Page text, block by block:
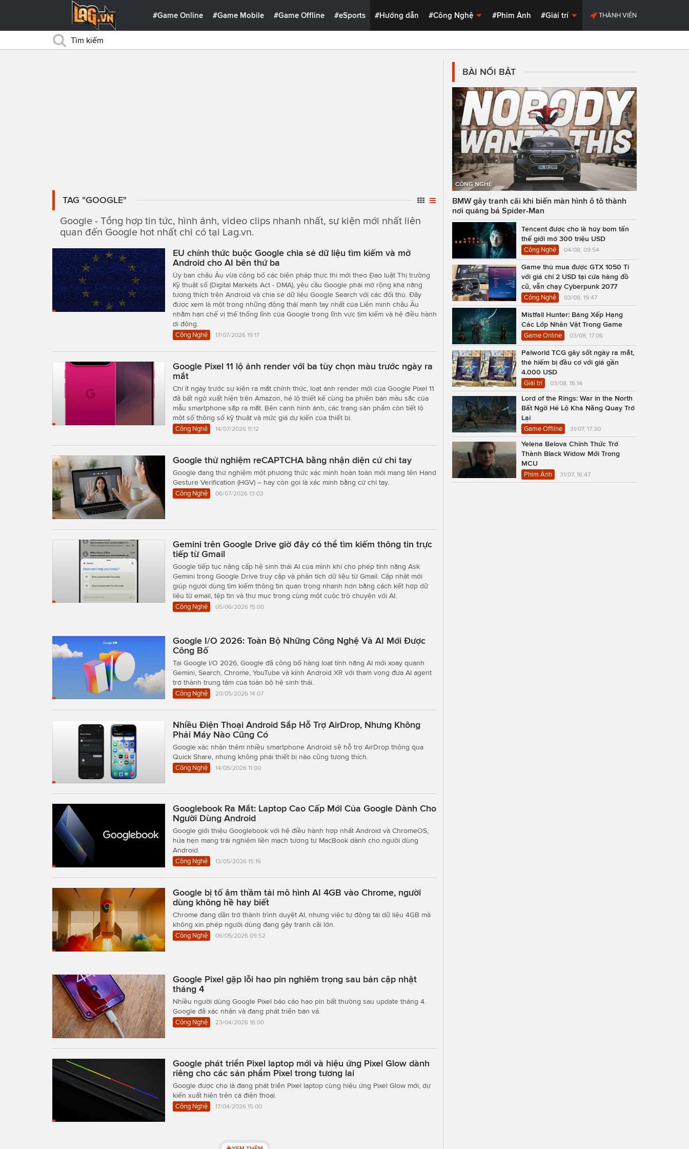
#Game Online #Game Mobile #Game Offline #eSports #Hướng dẫn #Công Nghệ #Phim Ảnh #Giải trí THÀNH VIÊN
TAG "GOOGLE"
Google - Tổng hợp tin tức, hình ảnh, video clips nhanh nhất, sự kiện mới nhất liên
quan đến Google hot nhất chỉ có tại Lag.vn.
EU chính thức buộc Google chia sẻ dữ liệu tìm kiếm và mở
Android cho AI bên thứ ba
Ủy ban châu Âu vừa công bố các biện pháp thực thi mới theo Đạo luật Thị trường
Kỹ thuật số (Digital Markets Act - DMA), yêu cầu Google phải mở rộng khả năng
tương thích trên Android và chia sẻ dữ liệu Google Search với các đối thủ. Đây
được xem là một trong những động thái mạnh tay nhất của Liên minh châu Âu
nhằm hạn chế vị thế thống lĩnh của Google trong lĩnh vực tìm kiếm và hệ điều hành
di động.
Công Nghệ
17/07/2026 19:17
Google Pixel 11 lộ ảnh render với ba tùy chọn màu trước ngày ra
mắt
Chỉ ít ngày trước sự kiện ra mắt chính thức, loạt ảnh render mới của Google Pixel 11
đã bất ngờ xuất hiện trên Amazon, hé lộ thiết kế cùng ba phiên bản màu sắc của
mẫu smartphone sắp ra mắt. Bên cạnh hình ảnh, các trang sản phẩm còn tiết lộ
một số thông số kỹ thuật và mức giá dự kiến của thiết bị.
Công Nghệ
14/07/2026 11:12
Google thử nghiệm reCAPTCHA bằng nhận diện cử chỉ tay
Google đang thử nghiệm một phương thức xác minh hoàn toàn mới mang tên Hand
Gesture Verification (HGV) – hay còn gọi là xác minh bằng cử chỉ tay.
Công Nghệ
06/07/2026 13:03
Gemini trên Google Drive giờ đây có thể tìm kiếm thông tin trực
tiếp từ Gmail
Google tiếp tục nâng cấp hệ sinh thái AI của mình khi cho phép tính năng Ask
Gemini trong Google Drive truy cập và phân tích dữ liệu từ Gmail. Cập nhật mới
giúp người dùng tìm kiếm thông tin quan trọng nhanh hơn bằng cách kết hợp dữ
liệu từ email, tệp tin và thư mục trong cùng một cuộc trò chuyện với AI.
Công Nghệ
05/06/2026 15:00
Google I/O 2026: Toàn Bộ Những Công Nghệ Và AI Mới Được
Công Bố
Tại Google I/O 2026, Google đã công bố hàng loạt tính năng AI mới xoay quanh
Gemini, Search, Chrome, YouTube và kính Android XR với tham vọng đưa AI agent
trở thành trung tâm của toàn bộ hệ sinh thái.
Công Nghệ
20/05/2026 14:07
Nhiều Điện Thoại Android Sắp Hỗ Trợ AirDrop, Nhưng Không
Phải Máy Nào Cũng Có
Google xác nhận thêm nhiều smartphone Android sẽ hỗ trợ AirDrop thông qua
Quick Share, nhưng không phải thiết bị nào cũng tương thích.
Công Nghệ
14/05/2026 11:00
Googlebook Ra Mắt: Laptop Cao Cấp Mới Của Google Dành Cho
Người Dùng Android
Google giới thiệu Googlebook với hệ điều hành hợp nhất Android và ChromeOS,
hứa hẹn mang trải nghiệm liền mạch tương tự MacBook dành cho người dùng
Android.
Công Nghệ
13/05/2026 15:16
Google bị tố âm thầm tải mô hình AI 4GB vào Chrome, người
dùng không hề hay biết
Chrome đang dần trở thành trình duyệt AI, nhưng việc tự động tải dữ liệu 4GB mà
không xin phép người dùng đang gây tranh cãi lớn.
Công Nghệ
06/05/2026 09:52
Google Pixel gặp lỗi hao pin nghiêm trọng sau bản cập nhật
tháng 4
Nhiều người dùng Google Pixel báo cáo hao pin bất thường sau update tháng 4.
Google đã xác nhận và đang phát triển bản vá.
Công Nghệ
23/04/2026 16:00
Google phát triển Pixel laptop mới và hiệu ứng Pixel Glow dành
riêng cho các sản phẩm Pixel trong tương lai
Google được cho là đang phát triển Pixel laptop cùng hiệu ứng Pixel Glow mới, dự
kiến xuất hiện trên cả điện thoại.
Công Nghệ
17/04/2026 15:00
BÀI NỔI BẬT
CÔNG NGHỆ
BMW gây tranh cãi khi biến màn hình ô tô thành
nơi quảng bá Spider-Man
Tencent được cho là hủy bom tấn
thế giới mở 300 triệu USD
Công Nghệ 04/08, 09:54
Game thủ mua được GTX 1050 Ti
với giá chỉ 2 USD tại cửa hàng đồ
cũ, vẫn chạy Cyberpunk 2077
Công Nghệ 03/08, 19:47
Mistfall Hunter: Bảng Xếp Hạng
Các Lớp Nhân Vật Trong Game
Game Online 03/08, 17:06
Palworld TCG gây sốt ngày ra mắt,
thẻ hiếm bị đầu cơ với giá gần
4.000 USD
Giải trí 03/08, 16:14
Lord of the Rings: War in the North
Bất Ngờ Hé Lộ Khả Năng Quay Trở
Lại
Game Offline 31/07, 17:30
Yelena Belova Chính Thức Trở
Thành Black Widow Mới Trong
MCU
Phim Ảnh 31/07, 16:47